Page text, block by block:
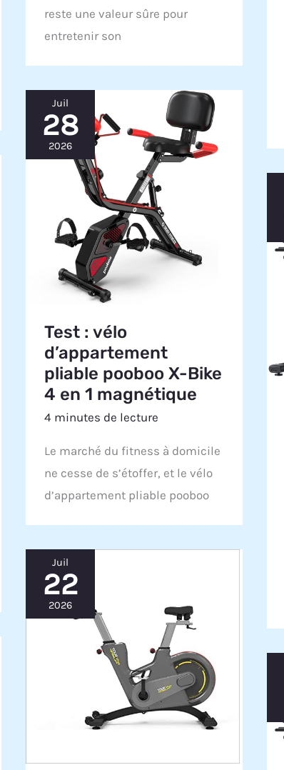
reste une valeur sûre pour
entretenir son
Juil
28
2026
Test : vélo
d’appartement
pliable pooboo X-Bike
4 en 1 magnétique
4 minutes de lecture
Le marché du fitness à domicile
ne cesse de s’étoffer, et le vélo
d’appartement pliable pooboo
Juil
22
2026